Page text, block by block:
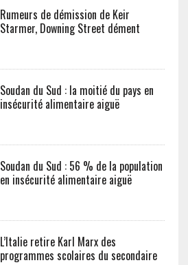
Rumeurs de démission de Keir
Starmer, Downing Street dément
Soudan du Sud : la moitié du pays en
insécurité alimentaire aiguë
Soudan du Sud : 56 % de la population
en insécurité alimentaire aiguë
L’Italie retire Karl Marx des
programmes scolaires du secondaire